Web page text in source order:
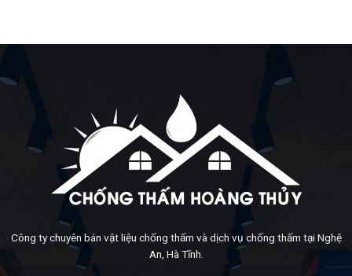
Công ty chuyên bán vật liệu chống thấm và dịch vụ chống thấm tại Nghệ
An, Hà Tĩnh.